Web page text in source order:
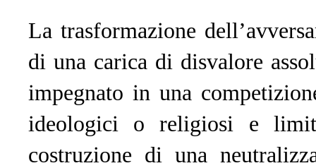
La trasformazione
di una carica di disvalore
impegnato in una
ideologici o religiosi e
costruzione di una